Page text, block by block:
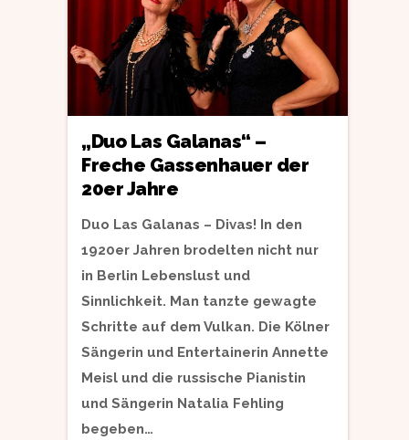
„Duo Las Galanas“ –
Freche Gassenhauer der
20er Jahre
Duo Las Galanas – Divas! In den
1920er Jahren brodelten nicht nur
in Berlin Lebenslust und
Sinnlichkeit. Man tanzte gewagte
Schritte auf dem Vulkan. Die Kölner
Sängerin und Entertainerin Annette
Meisl und die russische Pianistin
und Sängerin Natalia Fehling
begeben…